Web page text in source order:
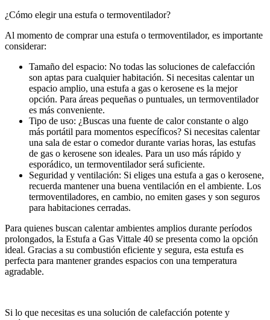
¿Cómo elegir una estufa o termoventilador?
Al momento de comprar una estufa o termoventilador, es importante
considerar:
Tamaño del espacio: No todas las soluciones de calefacción
son aptas para cualquier habitación. Si necesitas calentar un
espacio amplio, una estufa a gas o kerosene es la mejor
opción. Para áreas pequeñas o puntuales, un termoventilador
es más conveniente.
Tipo de uso: ¿Buscas una fuente de calor constante o algo
más portátil para momentos específicos? Si necesitas calentar
una sala de estar o comedor durante varias horas, las estufas
de gas o kerosene son ideales. Para un uso más rápido y
esporádico, un termoventilador será suficiente.
Seguridad y ventilación: Si eliges una estufa a gas o kerosene,
recuerda mantener una buena ventilación en el ambiente. Los
termoventiladores, en cambio, no emiten gases y son seguros
para habitaciones cerradas.
Para quienes buscan calentar ambientes amplios durante períodos
prolongados, la Estufa a Gas Vittale 40 se presenta como la opción
ideal. Gracias a su combustión eficiente y segura, esta estufa es
perfecta para mantener grandes espacios con una temperatura
agradable.
Si lo que necesitas es una solución de calefacción potente y